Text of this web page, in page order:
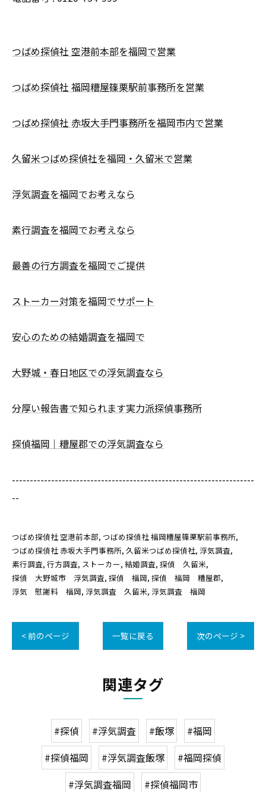
つばめ探偵社 空港前本部を福岡で営業
つばめ探偵社 福岡糟屋篠栗駅前事務所を営業
つばめ探偵社 赤坂大手門事務所を福岡市内で営業
久留米つばめ探偵社を福岡・久留米で営業
浮気調査を福岡でお考えなら
素行調査を福岡でお考えなら
最善の行方調査を福岡でご提供
ストーカー対策を福岡でサポート
安心のための結婚調査を福岡で
大野城・春日地区での浮気調査なら
分厚い報告書で知られます実力派探偵事務所
探偵福岡｜糟屋郡での浮気調査なら
--------------------------------------------------------------------
--
つばめ探偵社 空港前本部 つばめ探偵社 福岡糟屋篠栗駅前事務所
つばめ探偵社 赤坂大手門事務所 久留米つばめ探偵社 浮気調査
素行調査 行方調査 ストーカー 結婚調査 探偵 久留米
探偵 大野城市 浮気調査 探偵 福岡 探偵 福岡 糟屋郡
浮気 慰謝料 福岡 浮気調査 久留米 浮気調査 福岡
< 前のページ 一覧に戻る 次のページ >
関連タグ
#探偵 #浮気調査 #飯塚
#福岡
#探偵福岡
#浮気調査飯塚
#福岡探偵
#浮気調査福岡
#探偵福岡市